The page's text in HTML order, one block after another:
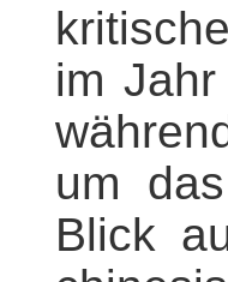
im
um
Blick